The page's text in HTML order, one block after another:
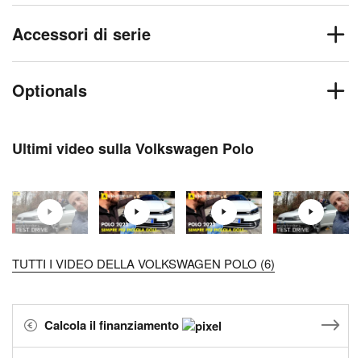
Accessori di serie
Optionals
Ultimi video sulla Volkswagen Polo
TUTTI I VIDEO DELLA VOLKSWAGEN POLO (6)
Calcola il finanziamento